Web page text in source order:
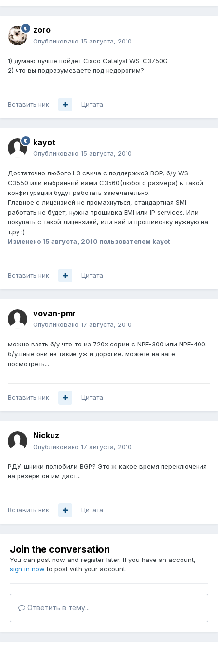
zoro
Опубликовано 15 августа, 2010
1) думаю лучше пойдет Cisco Catalyst WS-C3750G
2) что вы подразумеваете под недорогим?
Вставить ник Цитата
kayot
Опубликовано 15 августа, 2010
Достаточно любого L3 свича с поддержкой BGP, б/у WS-
C3550 или выбранный вами C3560(любого размера) в такой
конфигурации будут работать замечательно.
Главное с лицензией не промахнуться, стандартная SMI
работать не будет, нужна прошивка EMI или IP services. Или
покупать с такой лицензией, или найти прошивочку нужную на
т.ру :)
Изменено 15 августа, 2010 пользователем kayot
Вставить ник Цитата
vovan-pmr
Опубликовано 17 августа, 2010
можно взять б/у что-то из 720x серии с NPE-300 или NPE-400.
б/ушные они не такие уж и дорогие. можете на наге
посмотреть...
Вставить ник Цитата
Nickuz
Опубликовано 17 августа, 2010
РДУ-шники полюбили BGP? Это ж какое время переключения
на резерв он им даст...
Вставить ник Цитата
Join the conversation
You can post now and register later. If you have an account,
sign in now to post with your account.
Ответить в тему...